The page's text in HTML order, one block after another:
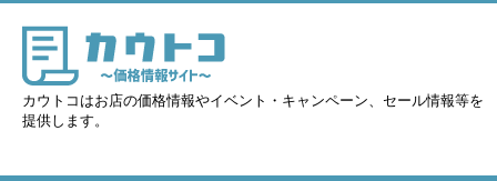
カウトコはお店の価格情報やイベント・キャンペーン、セール情報等を
提供します。